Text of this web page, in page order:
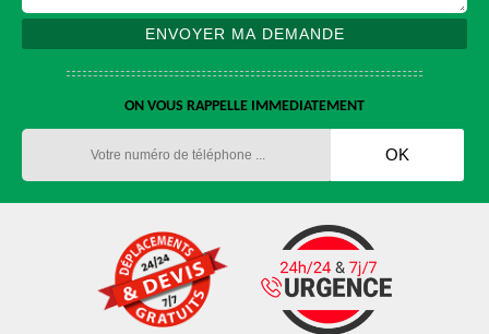
ON VOUS RAPPELLE IMMEDIATEMENT